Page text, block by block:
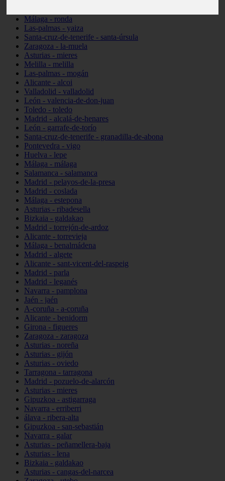
Málaga - ronda
Las-palmas - yaiza
Santa-cruz-de-tenerife - santa-úrsula
Zaragoza - la-muela
Asturias - mieres
Melilla - melilla
Las-palmas - mogán
Alicante - alcoi
Valladolid - valladolid
León - valencia-de-don-juan
Toledo - toledo
Madrid - alcalá-de-henares
León - garrafe-de-torío
Santa-cruz-de-tenerife - granadilla-de-abona
Pontevedra - vigo
Huelva - lepe
Málaga - málaga
Salamanca - salamanca
Madrid - pelayos-de-la-presa
Madrid - coslada
Málaga - estepona
Asturias - ribadesella
Bizkaia - galdakao
Madrid - torrejón-de-ardoz
Alicante - torrevieja
Málaga - benalmádena
Madrid - algete
Alicante - sant-vicent-del-raspeig
Madrid - parla
Madrid - leganés
Navarra - pamplona
Jaén - jaén
A-coruña - a-coruña
Alicante - benidorm
Girona - figueres
Zaragoza - zaragoza
Asturias - noreña
Asturias - gijón
Asturias - oviedo
Tarragona - tarragona
Madrid - pozuelo-de-alarcón
Asturias - mieres
Gipuzkoa - astigarraga
Navarra - erriberri
álava - ribera-alta
Gipuzkoa - san-sebastián
Navarra - galar
Asturias - peñamellera-baja
Asturias - lena
Bizkaia - galdakao
Asturias - cangas-del-narcea